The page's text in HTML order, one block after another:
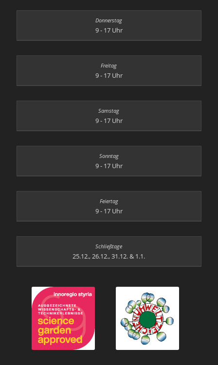
9 - 17 Uhr
9 - 17 Uhr
9 - 17 Uhr
9 - 17 Uhr
9 - 17 Uhr
25.12., 26.12., 31.12. & 1.1.